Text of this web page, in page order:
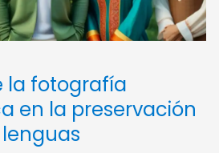
la fotografía
en la preservación